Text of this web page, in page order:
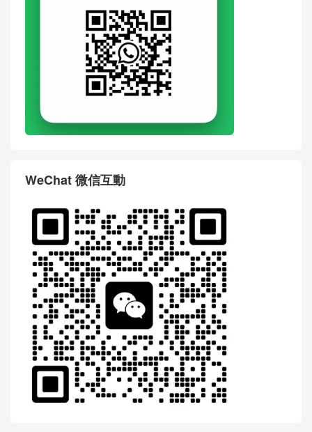
WeChat 微信互動